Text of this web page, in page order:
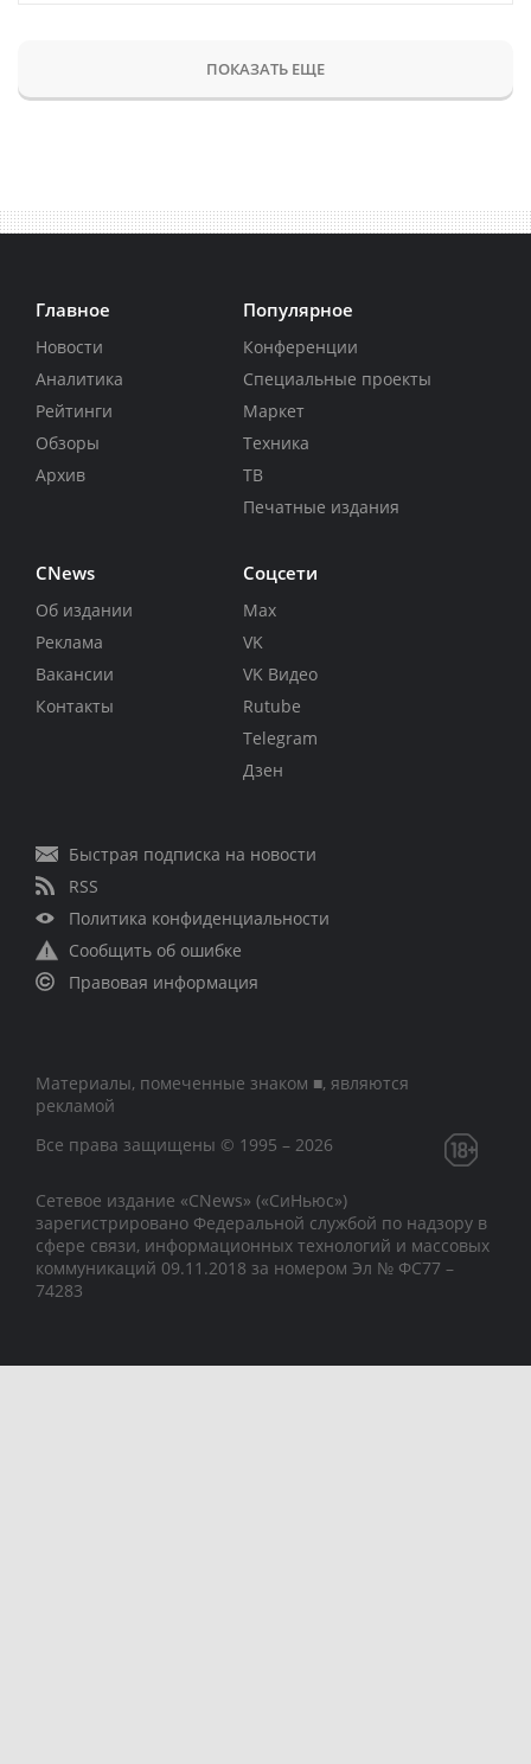
ПОКАЗАТЬ ЕЩЕ
Главное
Новости
Аналитика
Рейтинги
Обзоры
Архив
Популярное
Конференции
Специальные проекты
Маркет
Техника
ТВ
Печатные издания
CNews
Об издании
Реклама
Вакансии
Контакты
Соцсети
Max
VK
VK Видео
Rutube
Telegram
Дзен
Быстрая подписка на новости
RSS
Политика конфиденциальности
Сообщить об ошибке
Правовая информация
Материалы, помеченные знаком ■, являются
рекламой
Все права защищены © 1995 – 2026
Сетевое издание «CNews» («СиНьюс»)
зарегистрировано Федеральной службой по надзору в
сфере связи, информационных технологий и массовых
коммуникаций 09.11.2018 за номером Эл № ФС77 –
74283